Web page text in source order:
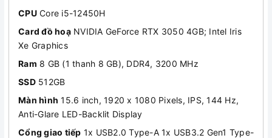
CPUCore i5-12450H
Card đồ hoạNVIDIA GeForce RTX 3050 4GB; Intel Iris
Xe Graphics
Ram 8 GB (1 thanh 8 GB), DDR4, 3200 MHz
SSD512GB
Màn hình 15.6 inch, 1920 x 1080 Pixels, IPS, 144 Hz,
Anti-Glare LED-Backlit Display
Cổng giao tiếp 1x USB2.0 Type-A 1x USB3.2 Gen1 Type-